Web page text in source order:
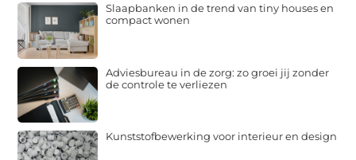
Slaapbanken in de trend van tiny houses en
compact wonen
Adviesbureau in de zorg: zo groei jij zonder
de controle te verliezen
Kunststofbewerking voor interieur en design